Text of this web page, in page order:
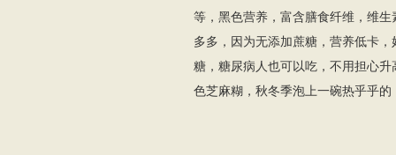
等，黑色营养，富含膳食纤维，维
多多，因为无添加蔗糖，营养低卡，
糖，糖尿病人也可以吃，不用担心
色芝麻糊，秋冬季泡上一碗热乎乎